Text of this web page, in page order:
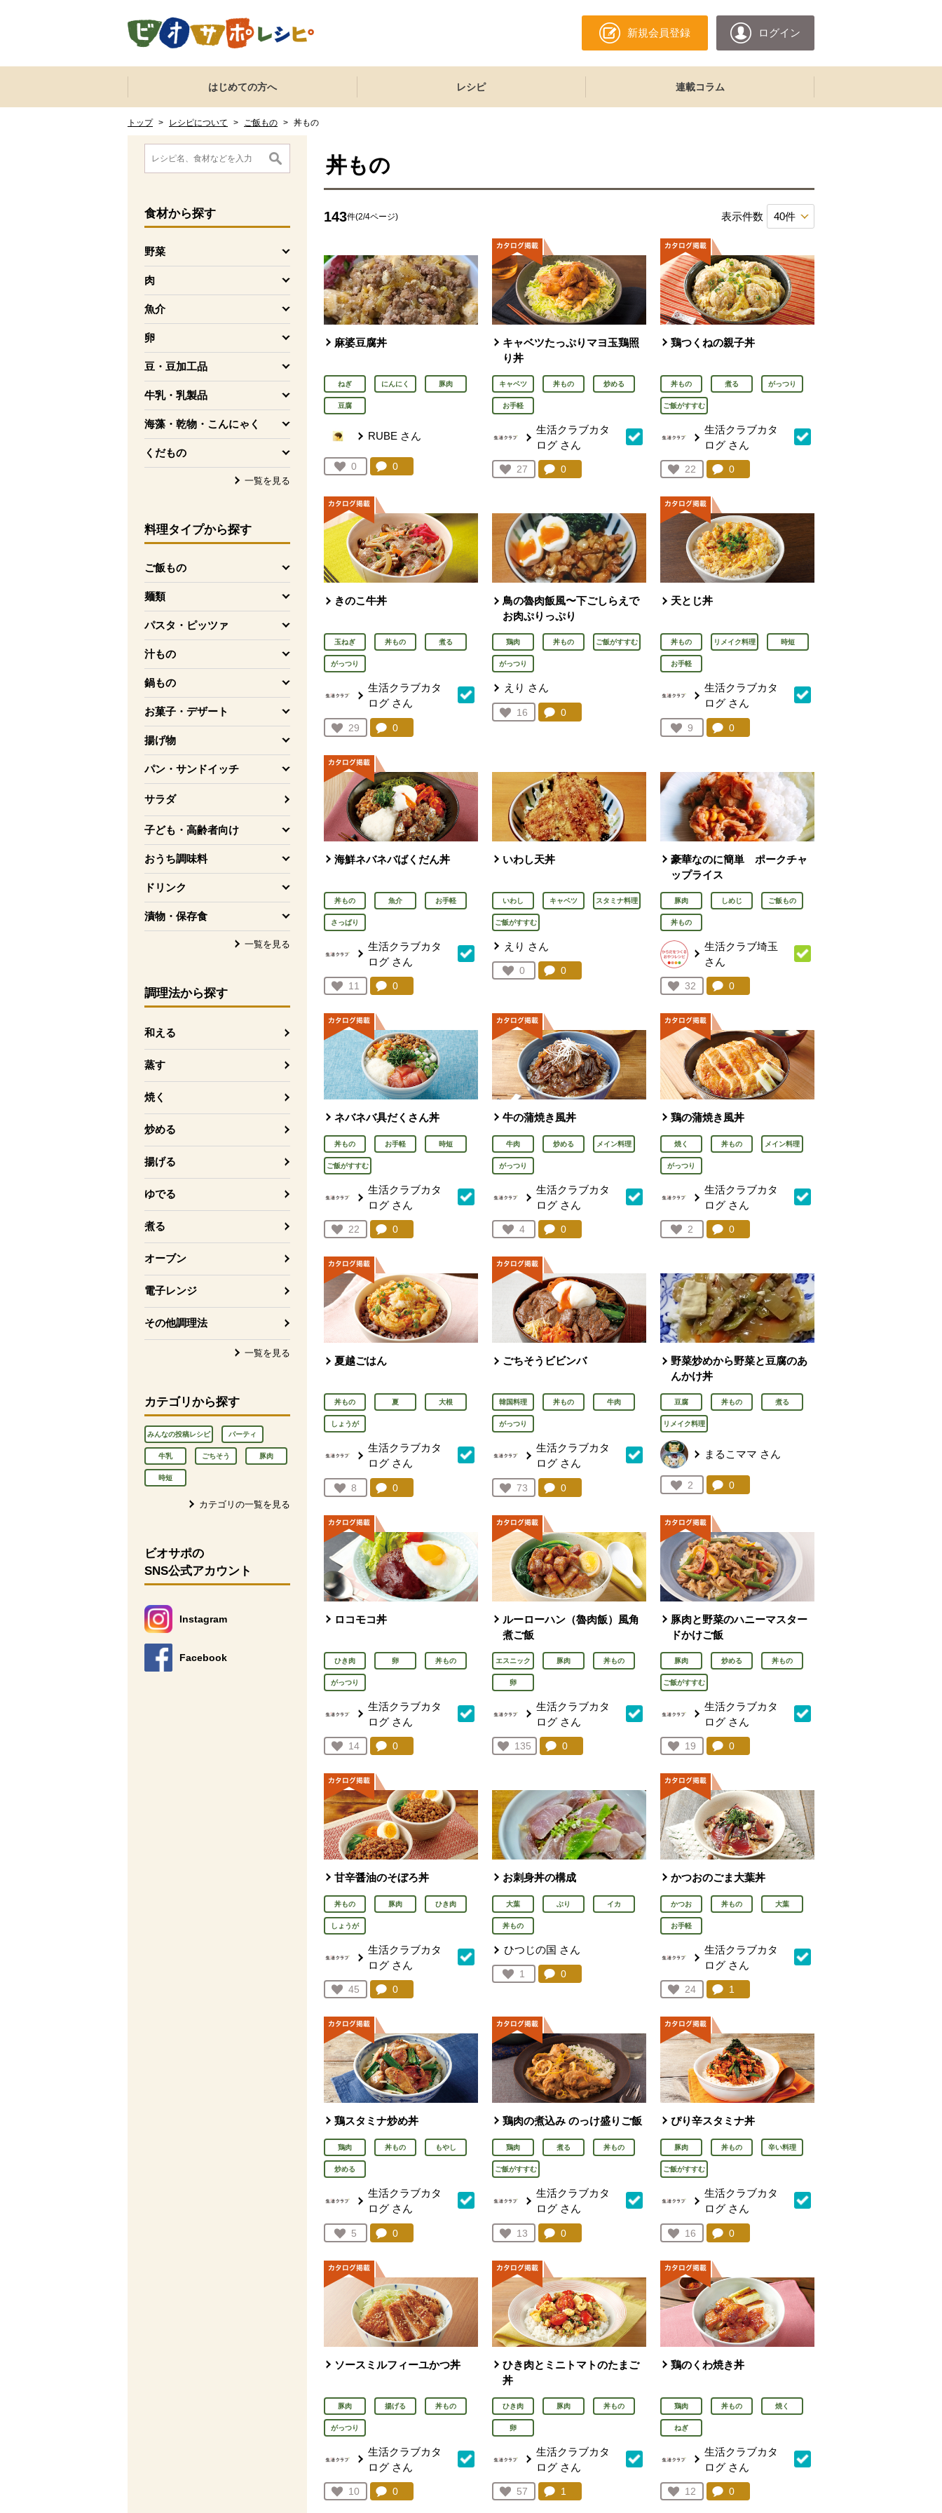
新規会員登録 ログイン
ここからサイト内共通メニューです。
サイト内共通メニューをスキップする
はじめての方へ レシピ 連載コラム
トップ > レシピについて > ご飯もの > 丼もの
ここから消費材検索メニューです。
食材から探す
野菜
を開く
肉
を開く
魚介
を開く
卵
を開く
豆・豆加工品
を開く
牛乳・乳製品
を開く
海藻・乾物・こんにゃく
を開く
くだもの
を開く
一覧を見る
料理タイプから探す
ご飯もの
を開く
麺類
を開く
パスタ・ピッツァ
を開く
汁もの
を開く
鍋もの
を開く
お菓子・デザート
を開く
揚げ物
を開く
パン・サンドイッチ
を開く
サラダ
子ども・高齢者向け
を開く
おうち調味料
を開く
ドリンク
を開く
漬物・保存食
を開く
一覧を見る
調理法から探す
和える
蒸す
焼く
炒める
揚げる
ゆでる
煮る
オーブン
電子レンジ
その他調理法
一覧を見る
カテゴリから探す
みんなの投稿レシピ パーティ
牛乳 ごちそう 豚肉
時短
カテゴリの一覧を見る
消費材検索メニューここまで。
ここから本文です。
ビオサポの
SNS公式アカウント
Instagram
別のウィンドウで開きます。
Facebook
別のウィンドウで開きます。
丼もの
143件(2/4ページ) 表示件数
麻婆豆腐丼
ねぎ にんにく 豚肉
豆腐
RUBE さん
お気に入り登録：
0
人が登録
コメント：
0
キャベツたっぷりマヨ玉鶏照
り丼
キャベツ 丼もの 炒める
お手軽
生活クラブカタ
ログ さん
お気に入り登録：
27
人が登録
コメント：
0件。コメントを見る。
鶏つくねの親子丼
丼もの 煮る がっつり
ご飯がすすむ
生活クラブカタ
ログ さん
お気に入り登録：
22
人が登録
コメント：
0件。コメントを見る。
きのこ牛丼
玉ねぎ 丼もの 煮る
がっつり
生活クラブカタ
ログ さん
お気に入り登録：
29
人が登録
コメント：
0
鳥の魯肉飯風〜下ごしらえで
お肉ぷりっぷり
鶏肉 丼もの ご飯がすすむ
がっつり
えり さん
お気に入り登録：
16
人が登録
コメント：
0件。コメントを見る。
天とじ丼
丼もの リメイク料理 時短
お手軽
生活クラブカタ
ログ さん
お気に入り登録：
9
人が登録
コメント：
0件。コメントを見る。
海鮮ネバネバばくだん丼
丼もの 魚介 お手軽
さっぱり
生活クラブカタ
ログ さん
お気に入り登録：
11
人が登録
コメント：
0
いわし天丼
いわし キャベツ スタミナ料理
ご飯がすすむ
えり さん
お気に入り登録：
0
人が登録
コメント：
0件。コメントを見る。
豪華なのに簡単 ポークチャ
ップライス
豚肉 しめじ ご飯もの
丼もの
生活クラブ埼玉
さん
お気に入り登録：
32
人が登録
コメント：
0件。コメントを見る。
ネバネバ具だくさん丼
丼もの お手軽 時短
ご飯がすすむ
生活クラブカタ
ログ さん
お気に入り登録：
22
人が登録
コメント：
0
牛の蒲焼き風丼
牛肉 炒める メイン料理
がっつり
生活クラブカタ
ログ さん
お気に入り登録：
4
人が登録
コメント：
0件。コメントを見る。
鶏の蒲焼き風丼
焼く 丼もの メイン料理
がっつり
生活クラブカタ
ログ さん
お気に入り登録：
2
人が登録
コメント：
0件。コメントを見る。
夏越ごはん
丼もの 夏 大根
しょうが
生活クラブカタ
ログ さん
お気に入り登録：
8
人が登録
コメント：
0
ごちそうビビンバ
韓国料理 丼もの 牛肉
がっつり
生活クラブカタ
ログ さん
お気に入り登録：
73
人が登録
コメント：
0件。コメントを見る。
野菜炒めから野菜と豆腐のあ
んかけ丼
豆腐 丼もの 煮る
リメイク料理
まるこママ さん
お気に入り登録：
2
人が登録
コメント：
0件。コメントを見る。
ロコモコ丼
ひき肉 卵 丼もの
がっつり
生活クラブカタ
ログ さん
お気に入り登録：
14
人が登録
コメント：
0
ルーローハン（魯肉飯）風角
煮ご飯
エスニック 豚肉 丼もの
卵
生活クラブカタ
ログ さん
お気に入り登録：
135
人が登録
コメント：
0件。コメントを見る。
豚肉と野菜のハニーマスター
ドかけご飯
豚肉 炒める 丼もの
ご飯がすすむ
生活クラブカタ
ログ さん
お気に入り登録：
19
人が登録
コメント：
0件。コメントを見る。
甘辛醤油のそぼろ丼
丼もの 豚肉 ひき肉
しょうが
生活クラブカタ
ログ さん
お気に入り登録：
45
人が登録
コメント：
0
お刺身丼の構成
大葉 ぶり イカ
丼もの
ひつじの国 さん
お気に入り登録：
1
人が登録
コメント：
0件。コメントを見る。
かつおのごま大葉丼
かつお 丼もの 大葉
お手軽
生活クラブカタ
ログ さん
お気に入り登録：
24
人が登録
コメント：
1件。コメントを見る。
鶏スタミナ炒め丼
鶏肉 丼もの もやし
炒める
生活クラブカタ
ログ さん
お気に入り登録：
5
人が登録
コメント：
0
鶏肉の煮込み のっけ盛りご飯
鶏肉 煮る 丼もの
ご飯がすすむ
生活クラブカタ
ログ さん
お気に入り登録：
13
人が登録
コメント：
0件。コメントを見る。
ぴり辛スタミナ丼
豚肉 丼もの 辛い料理
ご飯がすすむ
生活クラブカタ
ログ さん
お気に入り登録：
16
人が登録
コメント：
0件。コメントを見る。
ソースミルフィーユかつ丼
豚肉 揚げる 丼もの
がっつり
生活クラブカタ
ログ さん
お気に入り登録：
10
人が登録
コメント：
0
ひき肉とミニトマトのたまご
丼
ひき肉 豚肉 丼もの
卵
生活クラブカタ
ログ さん
お気に入り登録：
57
人が登録
コメント：
1
鶏のくわ焼き丼
鶏肉 丼もの 焼く
ねぎ
生活クラブカタ
ログ さん
お気に入り登録：
12
人が登録
コメント：
0件。コメントを見る。